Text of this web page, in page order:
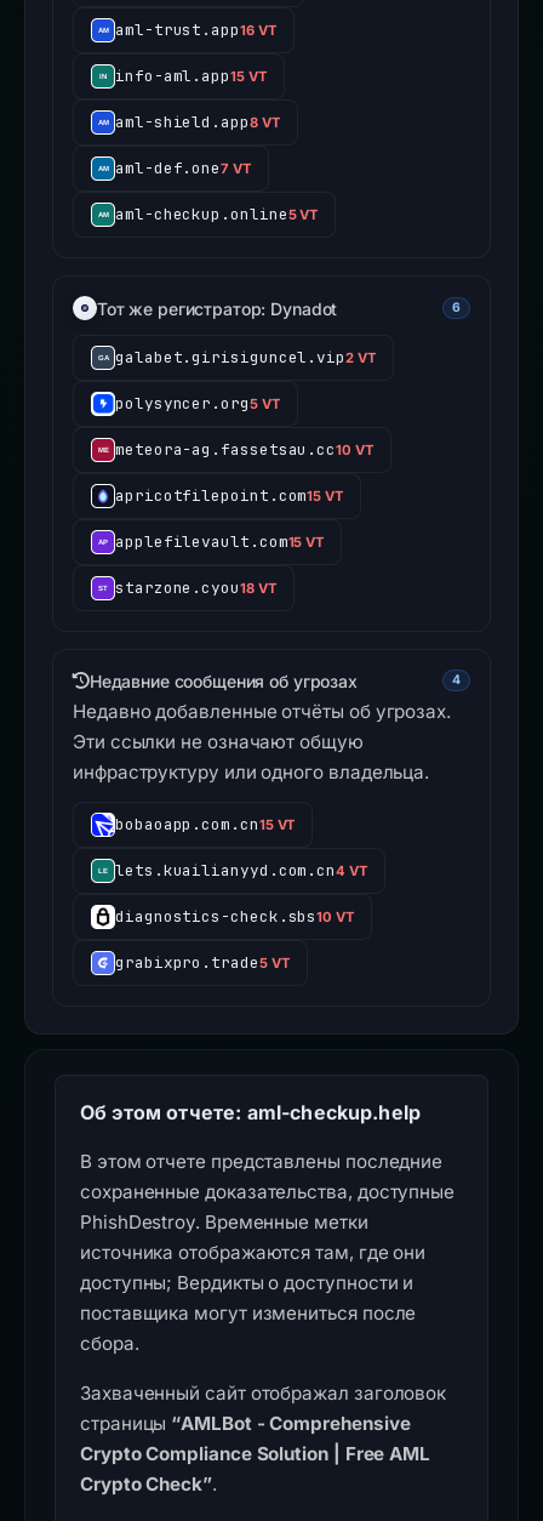
aml-trust.app16 VT
info-aml.app15 VT
aml-shield.app8 VT
aml-def.one7 VT
aml-checkup.online5 VT
Тот же регистратор: Dynadot 6
galabet.girisiguncel.vip2 VT
polysyncer.org5 VT
meteora-ag.fassetsau.cc10 VT
apricotfilepoint.com15 VT
applefilevault.com15 VT
starzone.cyou18 VT
Недавние сообщения об угрозах 4
Недавно добавленные отчёты об угрозах.
Эти ссылки не означают общую
инфраструктуру или одного владельца.
bobaoapp.com.cn15 VT
lets.kuailianyyd.com.cn4 VT
diagnostics-check.sbs10 VT
grabixpro.trade5 VT
Об этом отчете: aml-checkup.help
В этом отчете представлены последние
сохраненные доказательства, доступные
PhishDestroy. Временные метки
источника отображаются там, где они
доступны; Вердикты о доступности и
поставщика могут измениться после
сбора.
Захваченный сайт отображал заголовок
страницы “AMLBot - Comprehensive
Crypto Compliance Solution | Free AML
Crypto Check”.